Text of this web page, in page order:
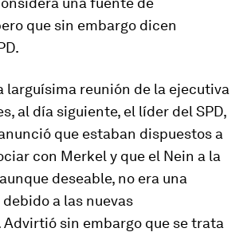
que sin embargo dicen
larguísima reunión de la ejecutiva
al día siguiente, el líder del SPD,
que estaban dispuestos a
con Merkel y que el Nein a la
deseable, no era una
a las nuevas
sin embargo que se trata